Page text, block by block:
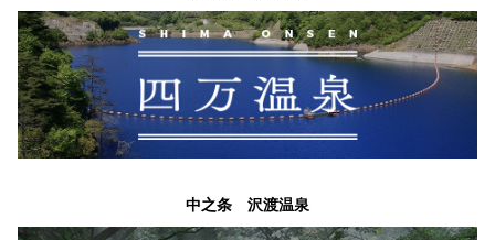
中之条 沢渡温泉